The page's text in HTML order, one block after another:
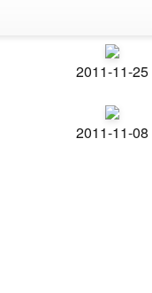
2011-11-25
2011-11-08